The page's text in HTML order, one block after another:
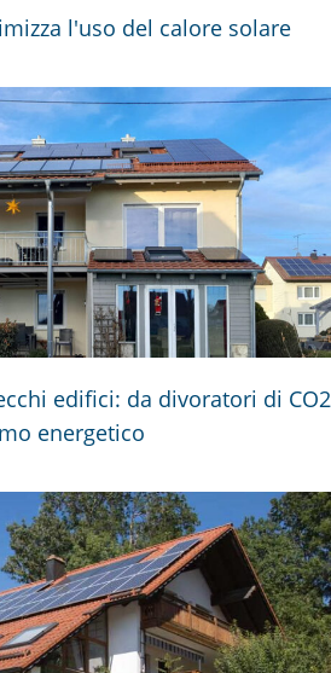
l'uso del calore solare
edifici: da divoratori di CO2
energetico